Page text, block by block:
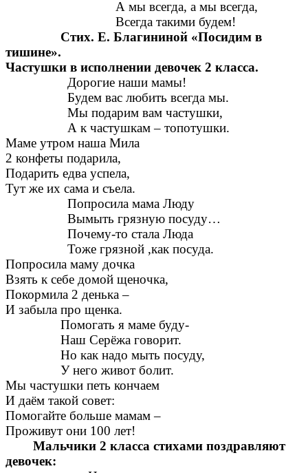
А мы всегда, а мы всегда,
Всегда такими будем!
Стих. Е. Благининой «Посидим в
тишине».
Частушки в исполнении девочек 2 класса.
Дорогие наши мамы!
Будем вас любить всегда мы.
Мы подарим вам частушки,
А к частушкам – топотушки.
Маме утром наша Мила
2 конфеты подарила,
Подарить едва успела,
Тут же их сама и съела.
Попросила мама Люду
Вымыть грязную посуду…
Почему-то стала Люда
Тоже грязной ,как посуда.
Попросила маму дочка
Взять к себе домой щеночка,
Покормила 2 денька –
И забыла про щенка.
Помогать я маме буду-
Наш Серёжа говорит.
Но как надо мыть посуду,
У него живот болит.
Мы частушки петь кончаем
И даём такой совет:
Помогайте больше мамам –
Проживут они 100 лет!
Мальчики 2 класса стихами поздравляют
девочек: